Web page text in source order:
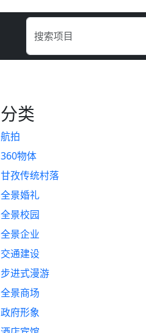
分类
航拍
360物体
甘孜传统村落
全景婚礼
全景校园
全景企业
交通建设
步进式漫游
全景商场
政府形象